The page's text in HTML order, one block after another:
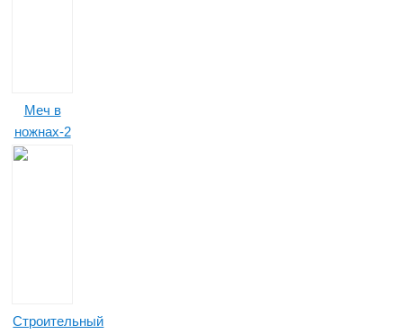
Меч в
ножнах-2
Строительный